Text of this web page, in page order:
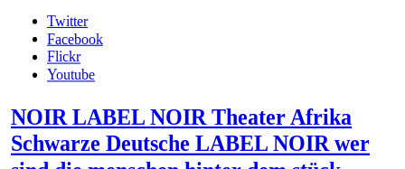
Twitter
Facebook
Flickr
Youtube
NOIR LABEL NOIR Theater Afrika
Schwarze Deutsche LABEL NOIR wer